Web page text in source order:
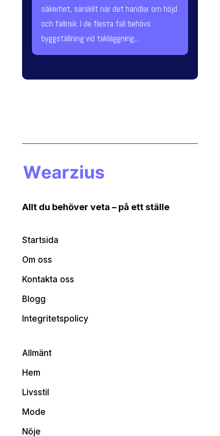
säkerhet, särskilt när det handlar om höjd
och fallrisk. I de flesta fall behövs
byggställning vid takläggning,...
Allt du behöver veta – på ett ställe
Startsida
Om oss
Kontakta oss
Blogg
Integritetspolicy
Allmänt
Hem
Livsstil
Mode
Nöje